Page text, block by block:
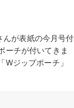
んが表紙の今月号付
ーチが付いてきま
ジップポーチ」